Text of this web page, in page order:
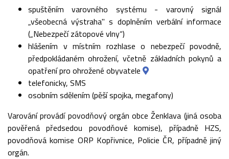
spuštěním varovného systému - varovný signál
„všeobecná výstraha" s doplněním verbální informace
(„Nebezpečí zátopové vlny“)
hlášením v místním rozhlase o nebezpečí povodně,
předpokládaném ohrožení, včetně základních pokynů a
opatření pro ohrožené obyvatele
telefonicky, SMS
osobním sdělením (pěší spojka, megafony)
Varování provádí povodňový orgán obce Ženklava (jiná osoba
pověřená předsedou povodňové komise), případně HZS,
povodňová komise ORP Kopřivnice, Policie ČR, případně jiný
orgán.